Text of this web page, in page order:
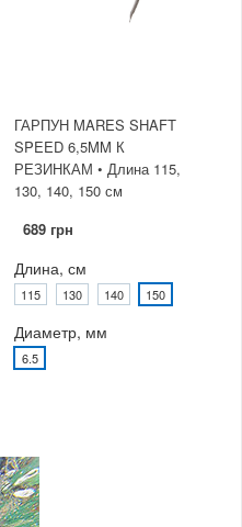
ГАРПУН MARES SHAFT
SPEED 6,5MM К
РЕЗИНКАМ • Длина 115,
130, 140, 150 см
689 грн
Длина, см
115 130 140 150
Диаметр, мм
6.5